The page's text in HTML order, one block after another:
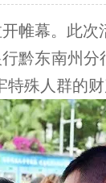
帷幕。此
黔东南州
殊人群的财